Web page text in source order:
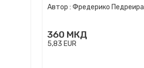
Автор : Фредерико Педреира
360 МКД
5,83 EUR